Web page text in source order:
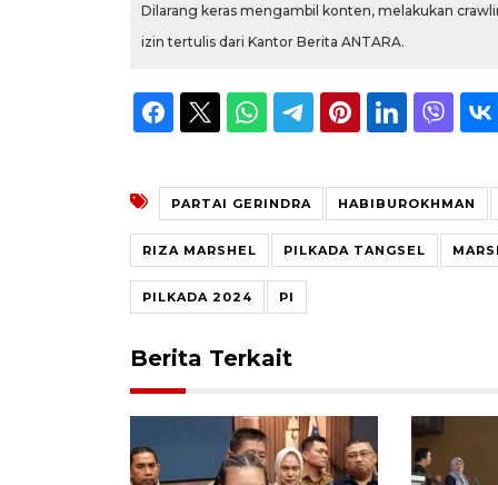
Dilarang keras mengambil konten, melakukan
izin tertulis dari Kantor Berita ANTARA.
PARTAI GERINDRA HABIBUROKHMAN
RIZA MARSHEL PILKADA TANGSEL
PILKADA 2024 PI
Berita Terkait